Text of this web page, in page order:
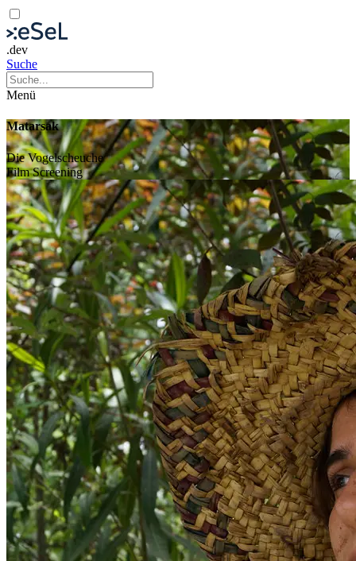
.dev
Suche
Menü
Matarsak
Die Vogelscheuche
FilmScreening